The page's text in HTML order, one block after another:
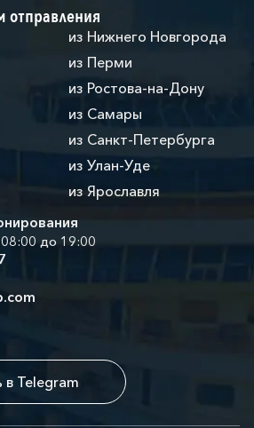
отправления
из Нижнего Новгорода
из Перми
из Ростова-на-Дону
из Самары
из Санкт-Петербурга
из Улан-Уде
из Ярославля
до 19:00
в Telegram